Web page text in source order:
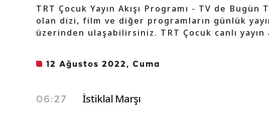
TRT Çocuk Yayın Akışı Programı - TV de Bugün
olan dizi, film ve diğer programların günlük
üzerinden ulaşabilirsiniz. TRT Çocuk canlı yayın
12 Ağustos 2022, Cuma
06:27 İstiklal Marşı